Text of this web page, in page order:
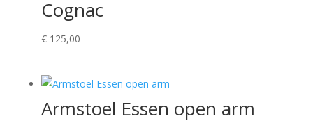
Cognac
€125,00
Armstoel Essen open arm